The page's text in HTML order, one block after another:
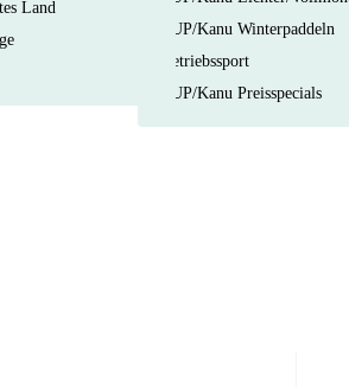
SUP/Kanu Winterpaddeln
Betriebssport
SUP/Kanu Preisspecials
Land